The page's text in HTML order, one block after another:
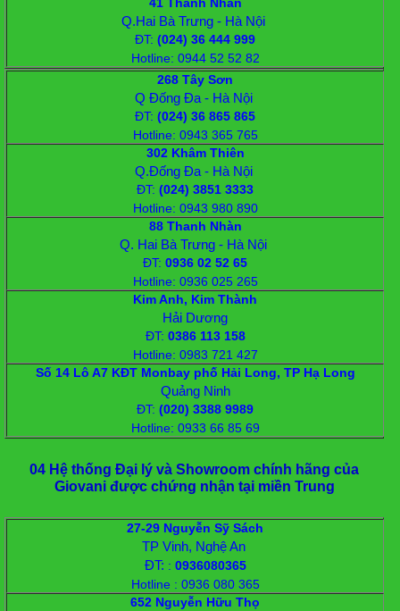
Q.Hai Bà Trưng - Hà Nội
ĐT:(024) 36 444 999
Hotline: 0944 52 52 82
268 Tây Sơn
Q Đống Đa - Hà Nội
ĐT:(024) 36 865 865
Hotline: 0943 365 765
302 Khâm Thiên
Q.Đống Đa - Hà Nội
ĐT:(024) 3851 3333
Hotline: 0943 980 890
88 Thanh Nhàn
Q. Hai Bà Trưng - Hà Nội
ĐT:0936 02 52 65
Hotline: 0936 025 265
Kim Anh, Kim Thành
Hải Dương
ĐT: ‭0386 113 158
Hotline: 0983 721 427
Số 14 Lô A7 KĐT Monbay phố Hải Long, TP Hạ Long
Quảng Ninh
ĐT:‭(020) 3388 9989
Hotline: 0933 66 85 69
04 Hệ thống Đại lý và Showroom chính hãng của
Giovani được chứng nhận tại miền Trung
27-29 Nguyễn Sỹ Sách
TP Vinh, Nghệ An
ĐT: : 0936080365
Hotline : 0936 080 365
652 Nguyễn Hữu Thọ